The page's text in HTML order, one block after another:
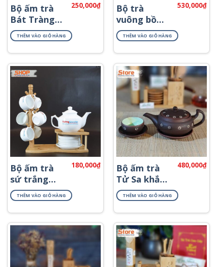
Bộ ấm trà
Bát Tràng
in logo đẹp
AT-61
250,000₫
THÊM VÀO GIỎ HÀNG
Bộ trà
vuông bồ
công anh
ATV-04
530,000₫
THÊM VÀO GIỎ HÀNG
Bộ ấm trà
sứ trắng
Bát Tràng
rẻ đẹp AT-
05
180,000₫
THÊM VÀO GIỎ HÀNG
Bộ ấm trà
Tử Sa khắc
hoa ATS-71
480,000₫
THÊM VÀO GIỎ HÀNG